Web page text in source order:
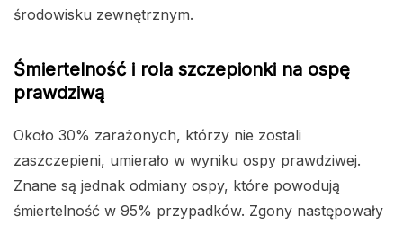
środowisku zewnętrznym.
Śmiertelność i rola szczepionki na ospę
prawdziwą
Około 30% zarażonych, którzy nie zostali
zaszczepieni, umierało w wyniku ospy prawdziwej.
Znane są jednak odmiany ospy, które powodują
śmiertelność w 95% przypadków. Zgony następowały